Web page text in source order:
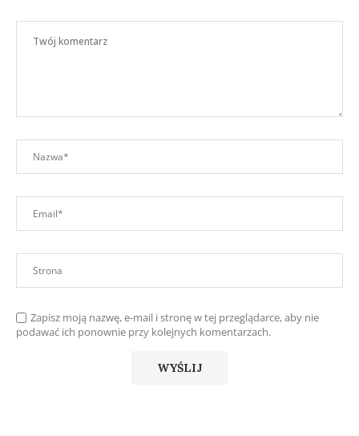
Zapisz moją nazwę, e-mail i stronę w tej przeglądarce, aby nie
podawać ich ponownie przy kolejnych komentarzach.